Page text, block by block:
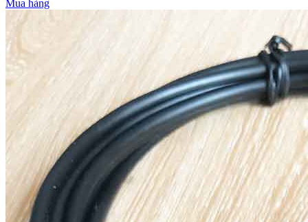
Mua hàng